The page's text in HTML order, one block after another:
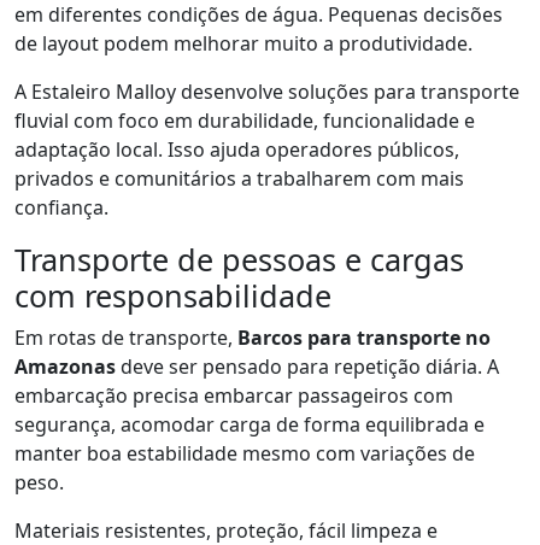
em diferentes condições de água. Pequenas decisões
de layout podem melhorar muito a produtividade.
A Estaleiro Malloy desenvolve soluções para transporte
fluvial com foco em durabilidade, funcionalidade e
adaptação local. Isso ajuda operadores públicos,
privados e comunitários a trabalharem com mais
confiança.
Transporte de pessoas e cargas
com responsabilidade
Em rotas de transporte, Barcos para transporte no
Amazonasdeve ser pensado para repetição diária. A
embarcação precisa embarcar passageiros com
segurança, acomodar carga de forma equilibrada e
manter boa estabilidade mesmo com variações de
peso.
Materiais resistentes, proteção, fácil limpeza e